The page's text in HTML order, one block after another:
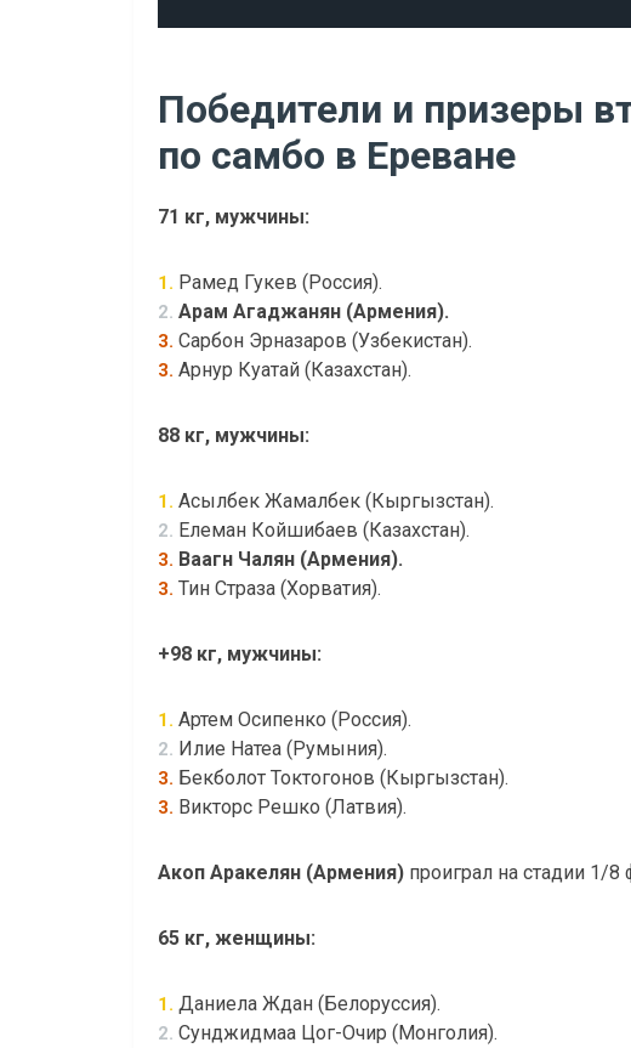
Победители и призеры
по самбо в Ереване
71 кг, мужчины:
1. Рамед Гукев (Россия).
2. Арам Агаджанян (Армения).
3. Сарбон Эрназаров (Узбекистан).
3. Арнур Куатай (Казахстан).
88 кг, мужчины:
1. Асылбек Жамалбек (Кыргызстан).
2. Елеман Койшибаев (Казахстан).
3. Ваагн Чалян (Армения).
3. Тин Страза (Хорватия).
+98 кг, мужчины:
1. Артем Осипенко (Россия).
2. Илие Натеа (Румыния).
3. Бекболот Токтогонов (Кыргызстан).
3. Викторс Решко (Латвия).
Акоп Аракелян (Армения) проиграл на стадии 1/8
65 кг, женщины:
1. Даниела Ждан (Белоруссия).
2. Сунджидмаа Цог-Очир (Монголия).